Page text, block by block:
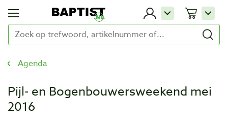
Agenda
Pijl- en Bogenbouwersweekend mei
2016